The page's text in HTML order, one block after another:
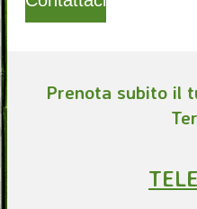
Prenota subito il